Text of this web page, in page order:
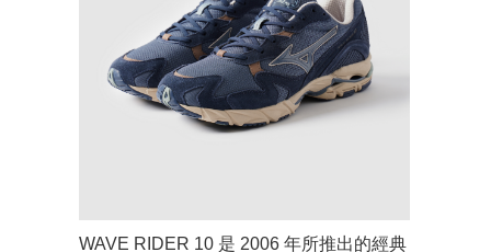
WAVE RIDER 10 是 2006 年所推出的經典